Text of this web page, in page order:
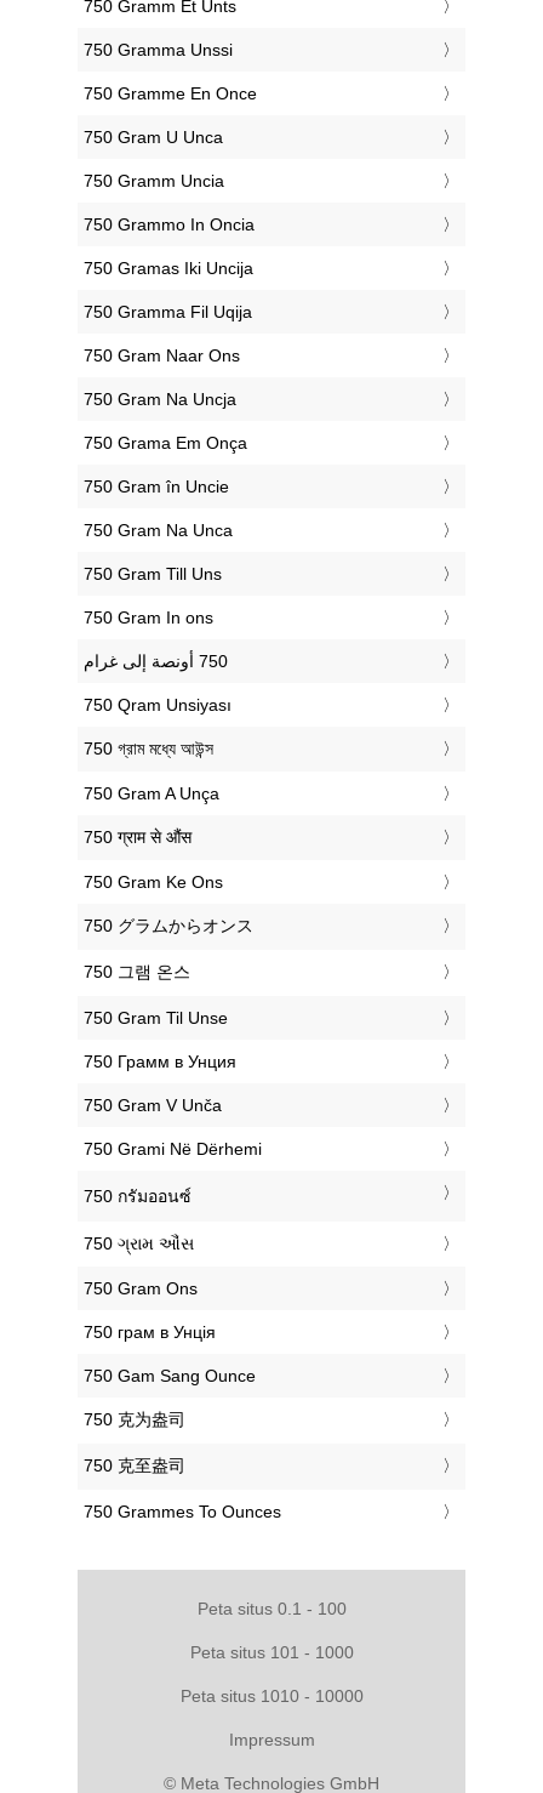
‎750 Gramm Et Unts
‎750 Gramma Unssi
‎750 Gramme En Once
‎750 Gram U Unca
‎750 Gramm Uncia
‎750 Grammo In Oncia
‎750 Gramas Iki Uncija
‎750 Gramma Fil Uqija
‎750 Gram Naar Ons
‎750 Gram Na Uncja
‎750 Grama Em Onça
‎750 Gram în Uncie
‎750 Gram Na Unca
‎750 Gram Till Uns
‎750 Gram In ons
‎750 Qram Unsiyası
‎750 গ্রাম মধ্যে আউন্স
‎750 Gram A Unça
‎750 ग्राम से औंस
‎750 Gram Ke Ons
‎750 グラムからオンス
‎750 그램 온스
‎750 Gram Til Unse
‎750 Грамм в Унция
‎750 Gram V Unča
‎750 Grami Në Dërhemi
‎750 กรัมออนซ์
‎750 ગ્રામ ઔંસ
‎750 Gram Ons
‎750 грам в Унція
‎750 Gam Sang Ounce
‎750 克为盎司
‎750 克至盎司
‎750 Grammes To Ounces
Peta situs 0.1 - 100
Peta situs 101 - 1000
Peta situs 1010 - 10000
Impressum
© Meta Technologies GmbH